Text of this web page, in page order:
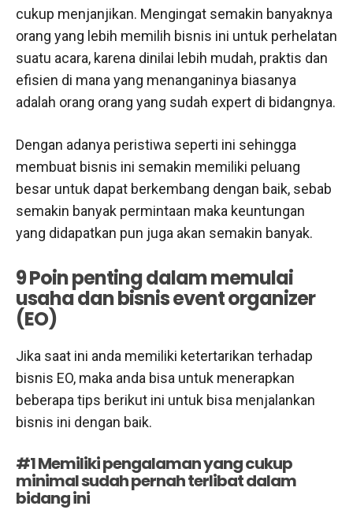
cukup menjanjikan. Mengingat semakin banyaknya
orang yang lebih memilih bisnis ini untuk perhelatan
suatu acara, karena dinilai lebih mudah, praktis dan
efisien di mana yang menanganinya biasanya
adalah orang orang yang sudah expert di bidangnya.
Dengan adanya peristiwa seperti ini sehingga
membuat bisnis ini semakin memiliki peluang
besar untuk dapat berkembang dengan baik, sebab
semakin banyak permintaan maka keuntungan
yang didapatkan pun juga akan semakin banyak.
9 Poin penting dalam memulai
usaha dan bisnis event organizer
(EO)
Jika saat ini anda memiliki ketertarikan terhadap
bisnis EO, maka anda bisa untuk menerapkan
beberapa tips berikut ini untuk bisa menjalankan
bisnis ini dengan baik.
#1 Memiliki pengalaman yang cukup
minimal sudah pernah terlibat dalam
bidang ini